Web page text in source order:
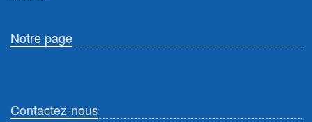
Notre page
Contactez-nous